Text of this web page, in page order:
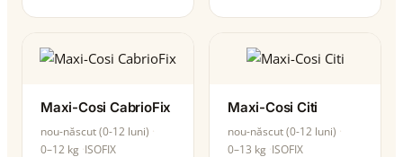
Maxi-Cosi CabrioFix
nou-născut (0-12 luni)
0–12 kg ISOFIX
Maxi-Cosi Citi
nou-născut (0-12 luni)
0–13 kg ISOFIX